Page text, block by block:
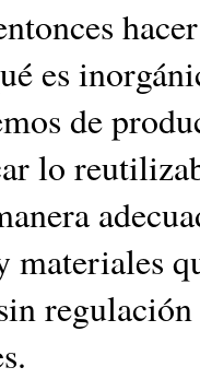
es
de
lo
materiales